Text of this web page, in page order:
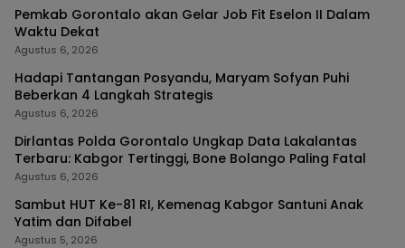
Pemkab Gorontalo akan Gelar Job Fit Eselon II Dalam
Waktu Dekat
Agustus 6, 2026
Hadapi Tantangan Posyandu, Maryam Sofyan Puhi
Beberkan 4 Langkah Strategis
Agustus 6, 2026
Dirlantas Polda Gorontalo Ungkap Data Lakalantas
Terbaru: Kabgor Tertinggi, Bone Bolango Paling Fatal
Agustus 6, 2026
Sambut HUT Ke-81 RI, Kemenag Kabgor Santuni Anak
Yatim dan Difabel
Agustus 5, 2026